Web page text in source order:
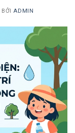
BỞIADMIN